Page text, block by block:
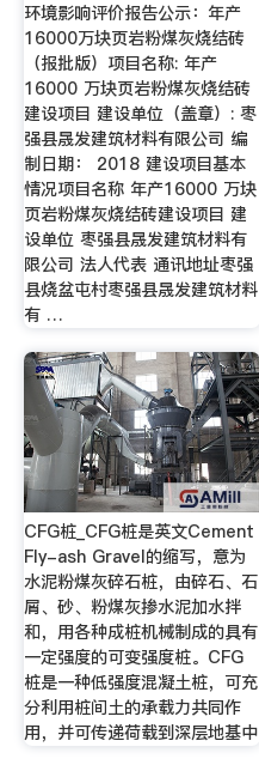
环境影响评价报告公示：年产
16000万块页岩粉煤灰烧结砖
（报批版）项目名称: 年产
16000 万块页岩粉煤灰烧结砖
建设项目 建设单位（盖章）: 枣
强县晟发建筑材料有限公司 编
制日期： 2018 建设项目基本
情况项目名称 年产16000 万块
页岩粉煤灰烧结砖建设项目 建
设单位 枣强县晟发建筑材料有
限公司 法人代表 通讯地址枣强
县烧盆屯村枣强县晟发建筑材料
有 …
CFG桩_CFG桩是英文Cement
Fly-ash Gravel的缩写，意为
水泥粉煤灰碎石桩，由碎石、石
屑、砂、粉煤灰掺水泥加水拌
和，用各种成桩机械制成的具有
一定强度的可变强度桩。CFG
桩是一种低强度混凝土桩，可充
分利用桩间土的承载力共同作
用，并可传递荷载到深层地基中